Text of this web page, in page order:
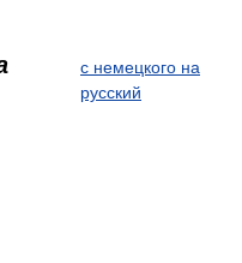
с немецкого на
русский